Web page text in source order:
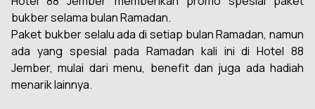
bukber selama bulan Ramadan.
Paket bukber selalu ada di setiap bulan Ramadan, namun
ada yang spesial pada Ramadan kali ini di Hotel 88
Jember, mulai dari menu, benefit dan juga ada hadiah
menarik lainnya.